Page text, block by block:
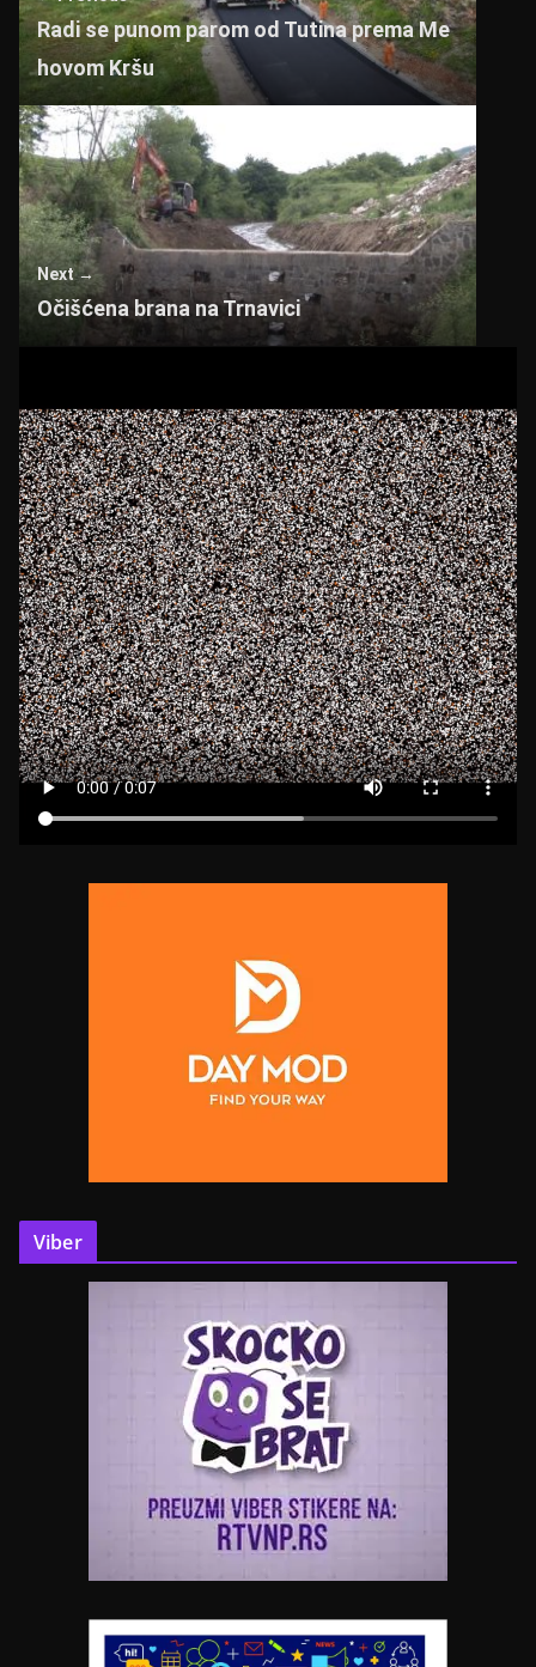
p
o
k
Radi se punom parom od Tutina prema Me
hovom Kršu
Next →
Očišćena brana na Trnavici
Viber